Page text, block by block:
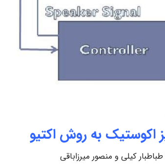
اکوستیک به روش اکتیو
کیلی و منصور میرزاباقی